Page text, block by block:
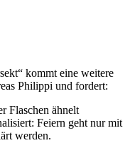
kommt eine weitere
Philippi und fordert:
Flaschen ähnelt
Feiern geht nur mit
werden.